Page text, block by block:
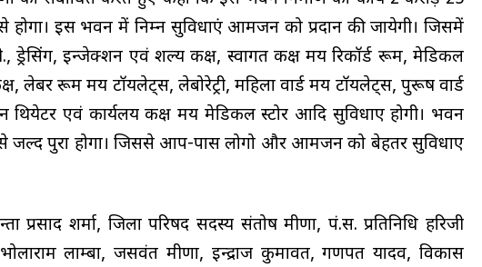
इस भवन में निम्न सुविधाएं आमजन को प्रदान की जायेगी। जिसमें
ड्रेसिंग, इन्जेक्शन एवं शल्य कक्ष, स्वागत कक्ष मय रिकॉर्ड रूम, मेडिकल
लेबर रूम मय टॉयलेट्स, लेबोरेट्री, महिला वार्ड मय टॉयलेट्स, पुरूष वार्ड
एवं कार्यलय कक्ष मय मेडिकल स्टोर आदि सुविधाए होगी। भवन
से जल्द पुरा होगा। जिससे आप-पास लोगो और आमजन को बेहतर सुविधाए
प्रसाद शर्मा, जिला परिषद सदस्य संतोष मीणा, पं.स. प्रतिनिधि हरिजी
लाम्बा, जसवंत मीणा, इन्द्राज कुमावत, गणपत यादव, विकास